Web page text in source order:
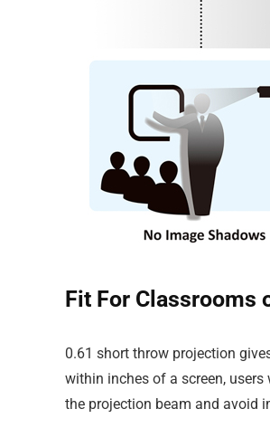
Fit For Classrooms
0.61 short throw projection
within inches of a screen,
the projection beam and avoid